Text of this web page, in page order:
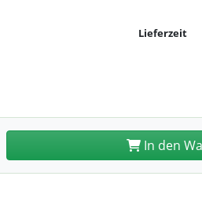
Lieferzeit
In den